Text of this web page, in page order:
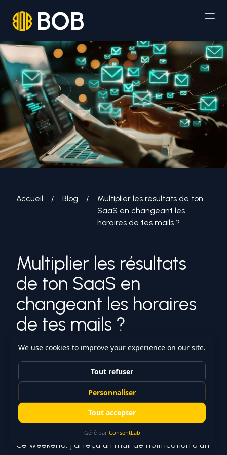
BOB
Accueil / Blog /
Multiplier les résultats de ton
SaaS en changeant les
horaires de tes mails ?
Multiplier les résultats
de ton SaaS en
changeant les horaires
de tes mails ?
Antoine Auffray
01/02/2024
Multiplier les résultats de ton SaaS en changeant
les horaires de tes mails ?
J'aime les quick wins de ce style. On regarde ça
Ce weekend, j'ai reçu un mail de notification d'un